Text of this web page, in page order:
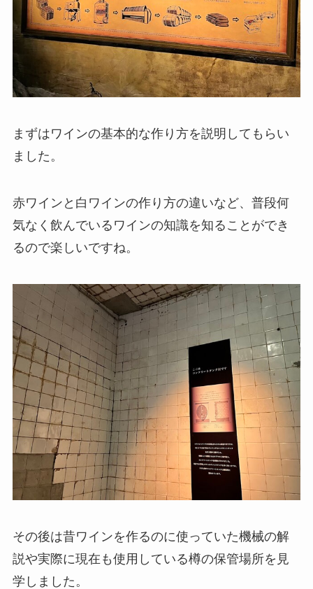
まずはワインの基本的な作り方を説明してもらい
ました。
赤ワインと白ワインの作り方の違いなど、普段何
気なく飲んでいるワインの知識を知ることができ
るので楽しいですね。
その後は昔ワインを作るのに使っていた機械の解
説や実際に現在も使用している樽の保管場所を見
学しました。